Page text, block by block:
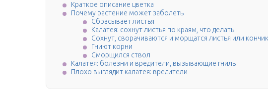
Краткое описание цветка
Почему растение может заболеть
Сбрасывает листья
Калатея: сохнут листья по краям, что делать
Сохнут, сворачиваются и морщатся листья или
Гниют корни
Сморщился ствол
Калатея: болезни и вредители, вызывающие гниль
Плохо выглядит калатея: вредители